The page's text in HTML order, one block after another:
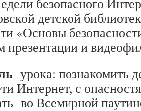
детской
«Основы
презентации и
урока: познакомить
Интернет, с
во Всемирной